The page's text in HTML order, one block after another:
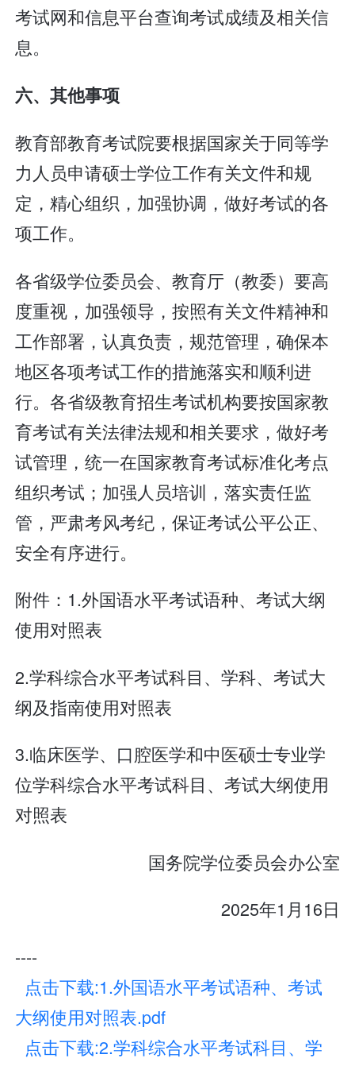
考试网和信息平台查询考试成绩及相关信
息。
六、其他事项
教育部教育考试院要根据国家关于同等学
力人员申请硕士学位工作有关文件和规
定，精心组织，加强协调，做好考试的各
项工作。
各省级学位委员会、教育厅（教委）要高
度重视，加强领导，按照有关文件精神和
工作部署，认真负责，规范管理，确保本
地区各项考试工作的措施落实和顺利进
行。各省级教育招生考试机构要按国家教
育考试有关法律法规和相关要求，做好考
试管理，统一在国家教育考试标准化考点
组织考试；加强人员培训，落实责任监
管，严肃考风考纪，保证考试公平公正、
安全有序进行。
附件：1.外国语水平考试语种、考试大纲
使用对照表
2.学科综合水平考试科目、学科、考试大
纲及指南使用对照表
3.临床医学、口腔医学和中医硕士专业学
位学科综合水平考试科目、考试大纲使用
对照表
国务院学位委员会办公室
2025年1月16日
----
点击下载:1.外国语水平考试语种、考试
大纲使用对照表.pdf
点击下载:2.学科综合水平考试科目、学